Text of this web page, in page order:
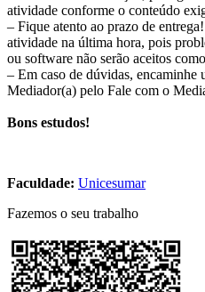
atividade conforme o conteúdo
– Fique atento ao prazo de
atividade na última hora, pois
ou software não serão aceitos
– Em caso de dúvidas, encaminhe
Mediador(a) pelo Fale com o
Bons estudos!
Faculdade: Unicesumar
Fazemos o seu trabalho